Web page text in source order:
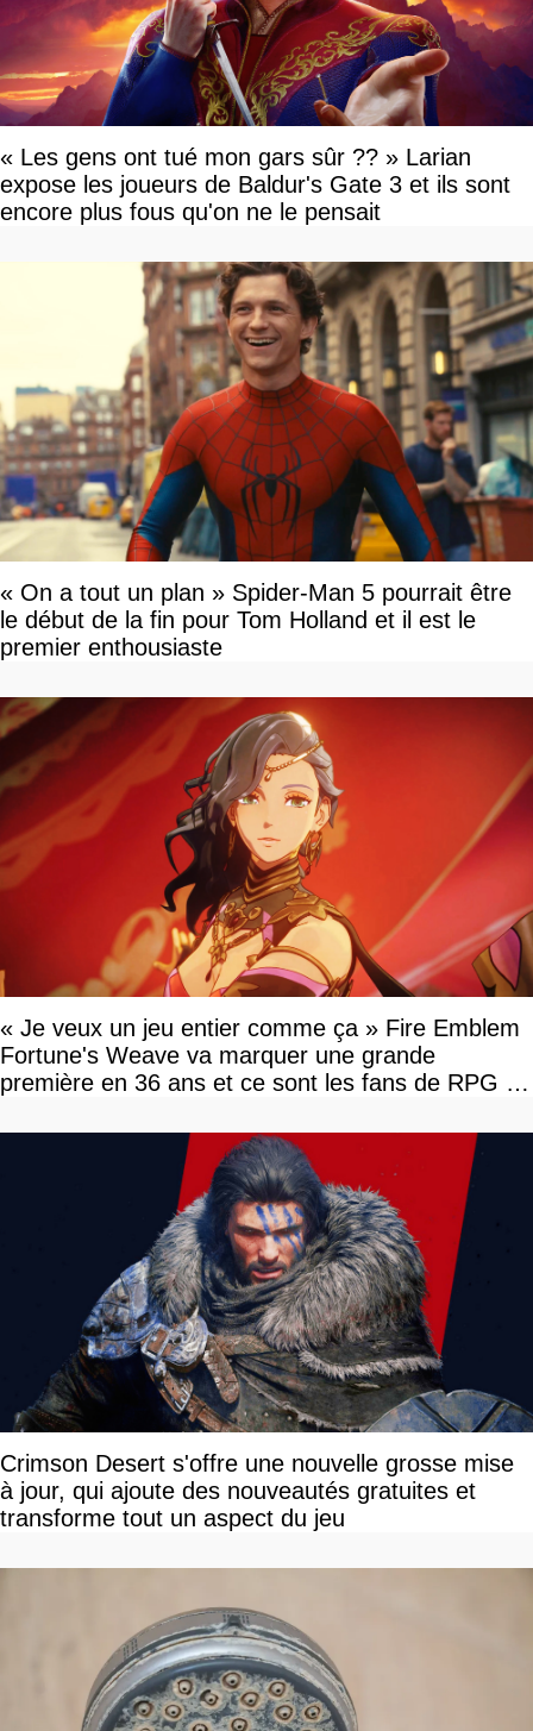
« Les gens ont tué mon gars sûr ?? » Larian
expose les joueurs de Baldur's Gate 3 et ils sont
encore plus fous qu'on ne le pensait
« On a tout un plan » Spider-Man 5 pourrait être
le début de la fin pour Tom Holland et il est le
premier enthousiaste
« Je veux un jeu entier comme ça » Fire Emblem
Fortune's Weave va marquer une grande
première en 36 ans et ce sont les fans de RPG en
Crimson Desert s'offre une nouvelle grosse mise
à jour, qui ajoute des nouveautés gratuites et
transforme tout un aspect du jeu